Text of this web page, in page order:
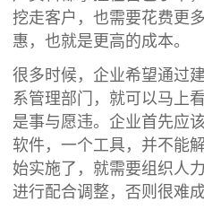
挖走客户，也需要花费更
惠，也就是更高的成本。
很多时候，企业希望通过
系管理部门，就可以马上
是事与愿违。企业首先应
软件，一个工具，并不能
始实施了，就需要组织人
进行配合调整，否则很难成